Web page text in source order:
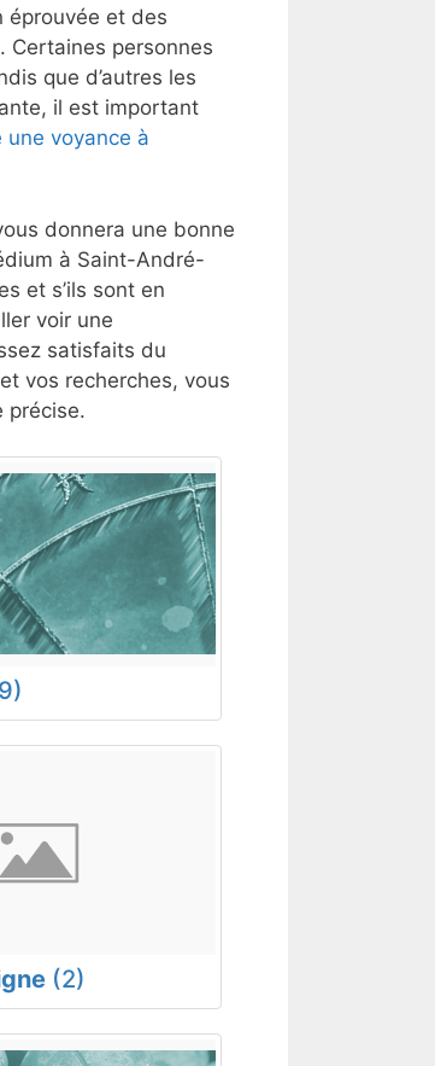
éprouvée et des
Certaines personnes
que d’autres les
il est important
une voyance à
donnera une bonne
à Saint-André-
et s’ils sont en
voir une
satisfaits du
vos recherches, vous
précise.
(2)